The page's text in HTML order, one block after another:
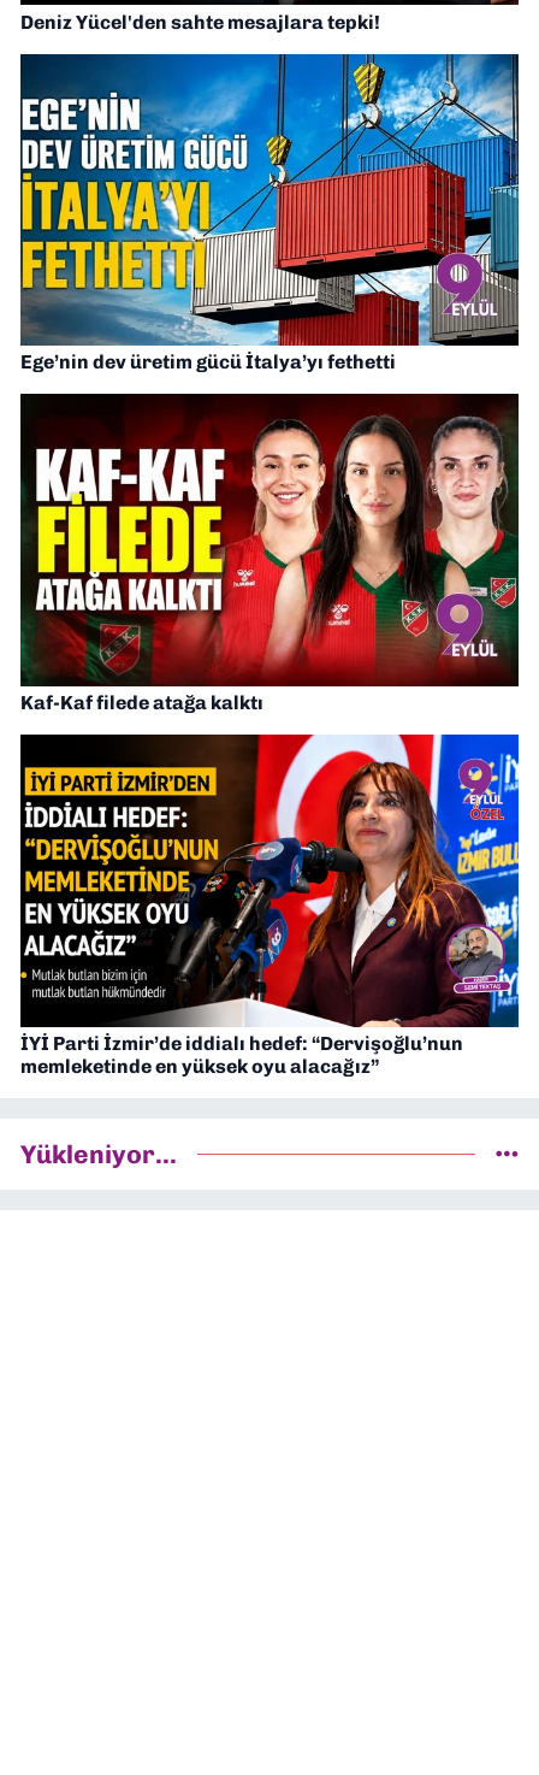
Deniz Yücel'den sahte mesajlara tepki!
Ege’nin dev üretim gücü İtalya’yı fethetti
Kaf-Kaf filede atağa kalktı
İYİ Parti İzmir’de iddialı hedef: “Dervişoğlu’nun
memleketinde en yüksek oyu alacağız”
Yükleniyor...